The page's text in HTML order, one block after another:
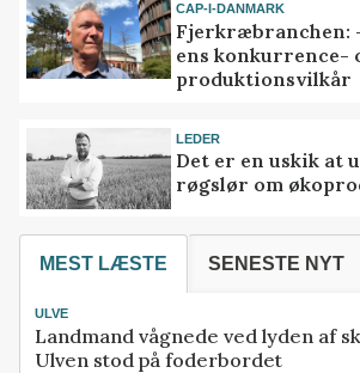
CAP-I-DANMARK
Fjerkræbranchen:
ens konkurrence-
produktionsvilkår
LEDER
Det er en uskik at
røgslør om
MEST LÆSTE SENESTE NYT
ULVE
Landmand vågnede ved lyden af
Ulven stod på foderbordet